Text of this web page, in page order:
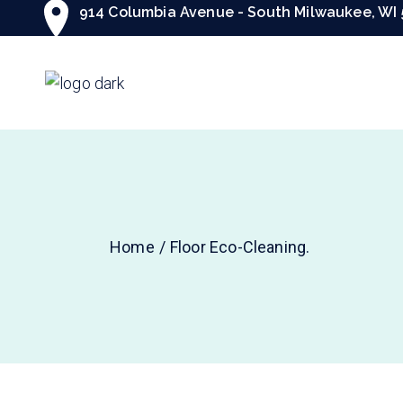
914 Columbia Avenue - South Milwaukee, WI
Home Floor Eco-Cleaning.